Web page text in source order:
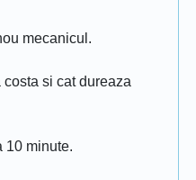
mecanicul.
si cat dureaza
10 minute.